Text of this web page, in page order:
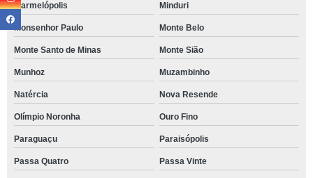
Marmelópolis Minduri
Monsenhor Paulo Monte Belo
Monte Santo de Minas Monte Sião
Munhoz Muzambinho
Natércia Nova Resende
Olímpio Noronha Ouro Fino
Paraguaçu Paraisópolis
Passa Quatro Passa Vinte